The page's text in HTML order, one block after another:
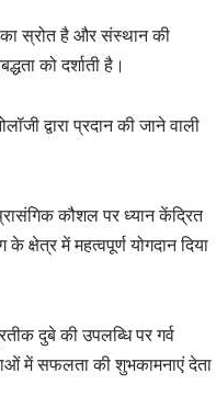
का स्रोत है और संस्थान की
को दर्शाती है।
द्वारा प्रदान की जाने वाली
कौशल पर ध्यान केंद्रित
क्षेत्र में महत्वपूर्ण योगदान दिया
दुबे की उपलब्धि पर गर्व
में सफलता की शुभकामनाएं देता